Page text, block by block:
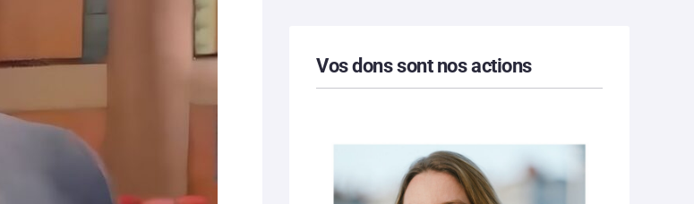
Vos dons sont nos actions